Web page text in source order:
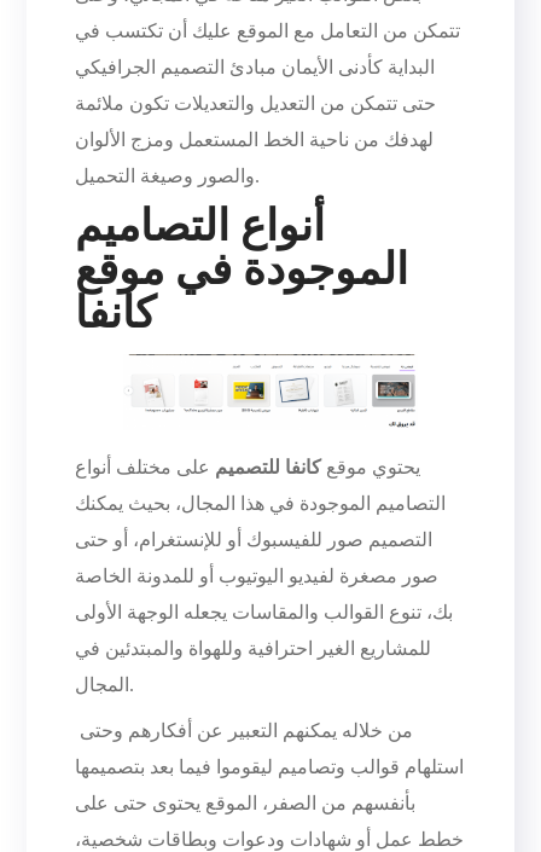
تتمكن من التعامل مع الموقع عليك أن تكتسب في
البداية كأدنى الأيمان مبادئ التصميم الجرافيكي
حتى تتمكن من التعديل والتعديلات تكون ملائمة
لهدفك من ناحية الخط المستعمل ومزج الألوان
والصور وصيغة التحميل.
أنواع التصاميم
الموجودة في موقع
كانفا
يحتوي موقعكانفا للتصميم على مختلف أنواع
التصاميم الموجودة في هذا المجال، بحيث يمكنك
التصميم صور للفيسبوك أو للإنستغرام، أو حتى
صور مصغرة لفيديو اليوتيوب أو للمدونة الخاصة
بك، تنوع القوالب والمقاسات يجعله الوجهة الأولى
للمشاريع الغير احترافية وللهواة والمبتدئين في
المجال.
استلهام قوالب وتصاميم ليقوموا فيما بعد بتصميمها
بأنفسهم من الصفر، الموقع يحتوى حتى على
خطط عمل أو شهادات ودعوات وبطاقات شخصية،